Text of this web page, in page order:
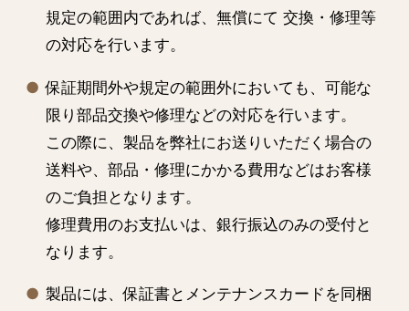
規定の範囲内であれば、無償にて 交換・修理等
の対応を行います。
保証期間外や規定の範囲外においても、可能な
限り部品交換や修理などの対応を行います。
この際に、製品を弊社にお送りいただく場合の
送料や、部品・修理にかかる費用などはお客様
のご負担となります。
修理費用のお支払いは、銀行振込のみの受付と
なります。
製品には、保証書とメンテナンスカードを同梱